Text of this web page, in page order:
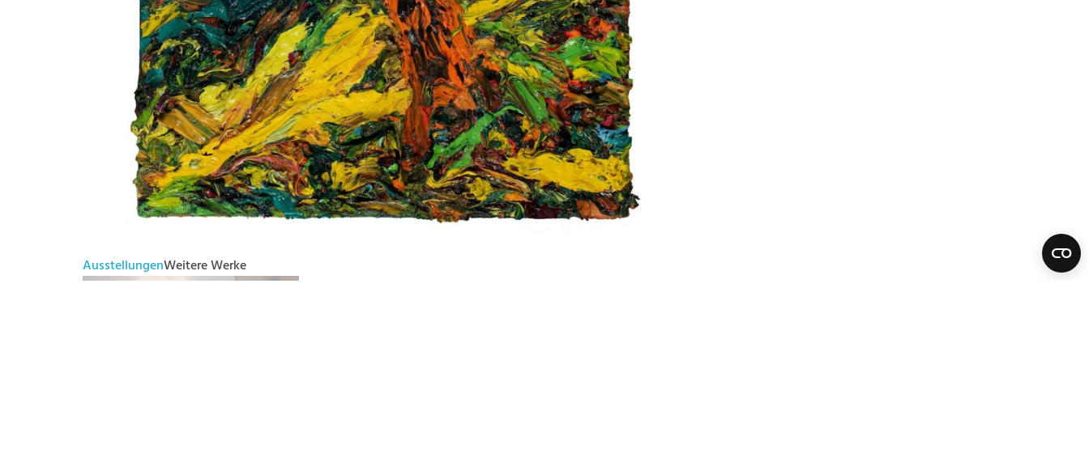
AusstellungenWeitere Werke